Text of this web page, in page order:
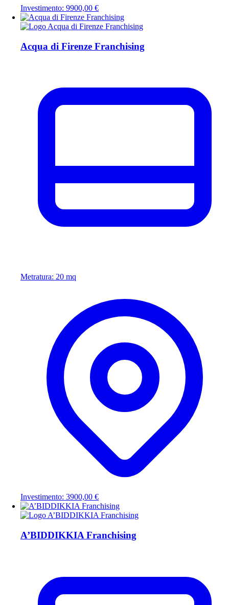
Investimento: 9900,00 €
Acqua di Firenze Franchising
Metratura: 20 mq
Investimento: 3900,00 €
A’BIDDIKKIA Franchising